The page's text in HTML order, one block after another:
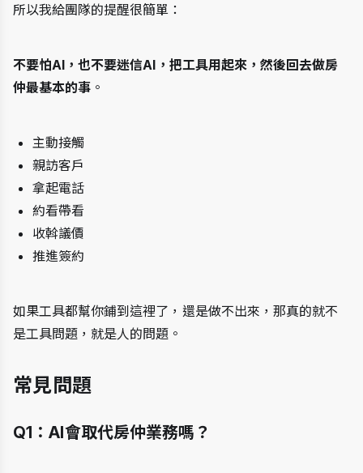
所以我給團隊的提醒很簡單：
不要怕AI，也不要迷信AI，把工具用起來，然後回去做房
仲最基本的事 。
主動接觸
親訪客戶
拿起電話
約看帶看
收斡議價
推進簽約
如果工具都幫你鋪到這裡了，還是做不出來，那真的就不
是工具問題，就是人的問題。
常見問題
Q1：AI會取代房仲業務嗎？